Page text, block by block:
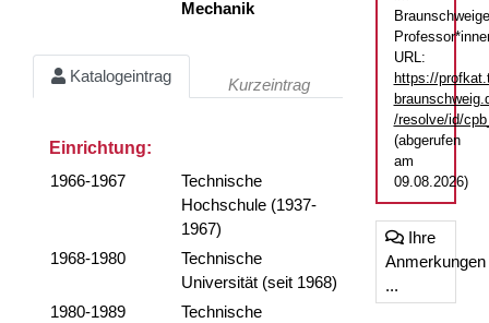
Mechanik
Katalogeintrag Kurzeintrag
Einrichtung:
1966-1967
Technische
Hochschule (1937-
1967)
1968-1980
Technische
Universität (seit 1968)
1980-1989
Technische
URL:
https://
/resolve/id/
(abgerufen
am
09.08.2026)
Ihre
Anmerkungen
...